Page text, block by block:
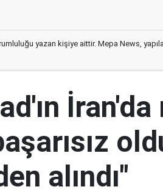
yazan kişiye aittir. Mepa News,
alındı"